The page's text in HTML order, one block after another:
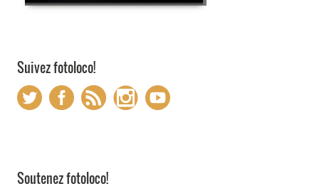
Suivez fotoloco!
Soutenez fotoloco!